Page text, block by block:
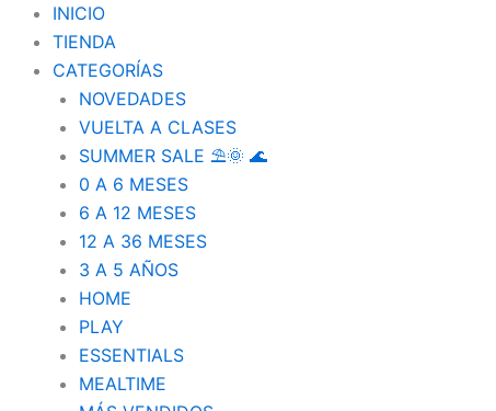
INICIO
TIENDA
CATEGORÍAS
NOVEDADES
VUELTA A CLASES
SUMMER SALE ⛱️🌞 🌊
0 A 6 MESES
6 A 12 MESES
12 A 36 MESES
3 A 5 AÑOS
HOME
PLAY
ESSENTIALS
MEALTIME